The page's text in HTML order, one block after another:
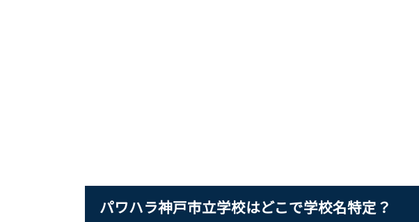
パワハラ神戸市立学校はどこで学校名特定？